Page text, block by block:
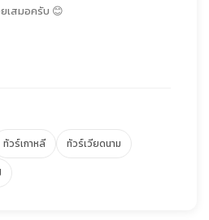
เสมอครับ 😊
ทัวร์เกาหลี
ทัวร์เวียดนาม